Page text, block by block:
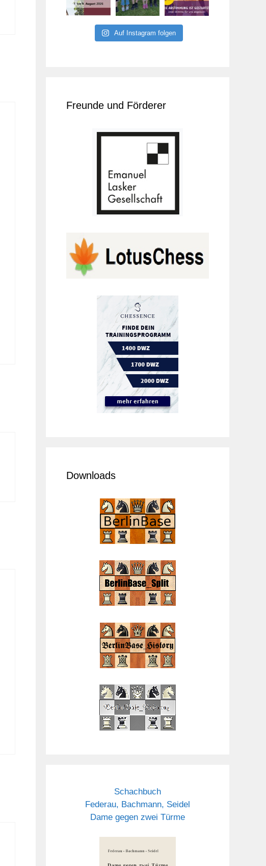
Auf Instagram folgen
Freunde und Förderer
Downloads
Schachbuch
Federau, Bachmann, Seidel
Dame gegen zwei Türme